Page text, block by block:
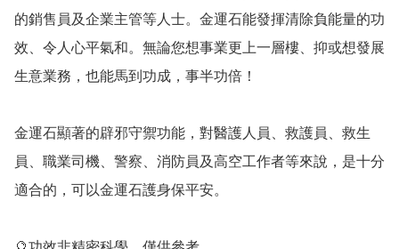
的銷售員及企業主管等人士。金運石能發揮清除負能量的功
效、令人心平氣和。無論您想事業更上一層樓、抑或想發展
生意業務，也能馬到功成，事半功倍！
金運石顯著的辟邪守禦功能，對醫護人員、救護員、救生
員、職業司機、警察、消防員及高空工作者等來說，是十分
適合的，可以金運石護身保平安。